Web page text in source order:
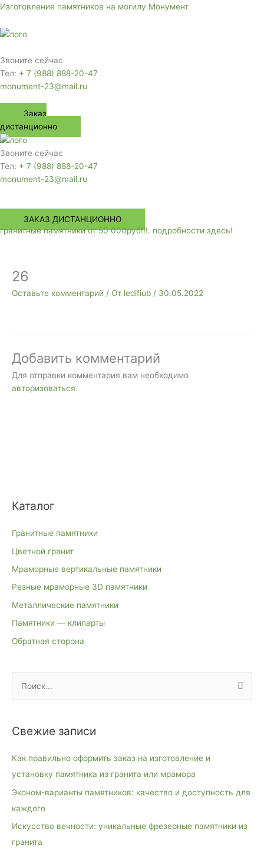
Перейти
содержимому
Изготовление памятников на могилу Монумент
Звоните сейчас
Тел: + 7 (988) 888-20-47
monument-23@mail.ru
Заказ
дистанционно
Звоните сейчас
Тел: + 7 (988) 888-20-47
monument-23@mail.ru
Меню
ЗАКАЗ ДИСТАНЦИОННО
гранитные памятники от 50 000руб!!!. подробности здесь!
Каталог
Гранитные памятники
Цветной гранит
Мраморные вертикальные памятники
Резные мраморные 3D памятники
Металлические памятники
Памятники — клипарты
Обратная сторона
с
Свежие записи
Как правильно оформить заказ на изготовление и
установку памятника из гранита или мрамора
Эконом-варианты памятников: качество и доступность для
каждого
Искусство вечности: уникальные фрезерные памятники из
гранита
26
Оставьте комментарий / От ledifiub / 30.05.2022
Добавить комментарий
Для отправки комментария вам необходимо
авторизоваться.